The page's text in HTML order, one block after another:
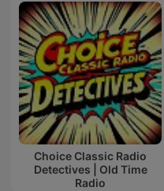
Choice Classic Radio
Detectives | Old Time
Radio